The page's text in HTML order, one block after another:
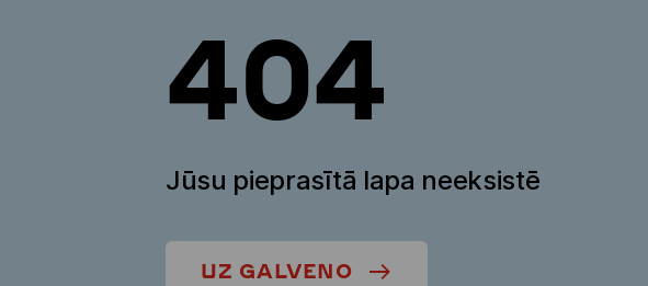
404
Jūsu pieprasītā lapa neeksistē
UZ GALVENO